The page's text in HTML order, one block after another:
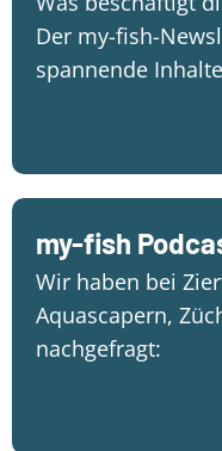
Der my-fish-
spannende
my-fish
Wir haben bei
Aquascapern,
nachgefragt: